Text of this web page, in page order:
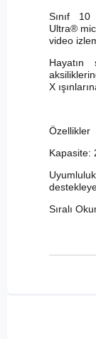
Sınıf
Ultra®
video
Hayatın
X
Özellikler
Kapasite:
Sıralı